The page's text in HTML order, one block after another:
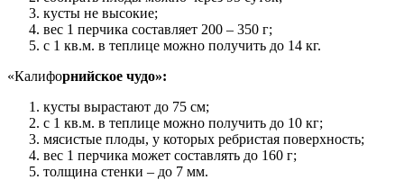
кусты не высокие;
вес 1 перчика составляет 200 – 350 г;
с 1 кв.м. в теплице можно получить до 14 кг.
«Калифорнийское чудо»:
кусты вырастают до 75 см;
с 1 кв.м. в теплице можно получить до 10 кг;
мясистые плоды, у которых ребристая поверхность;
вес 1 перчика может составлять до 160 г;
толщина стенки – до 7 мм.